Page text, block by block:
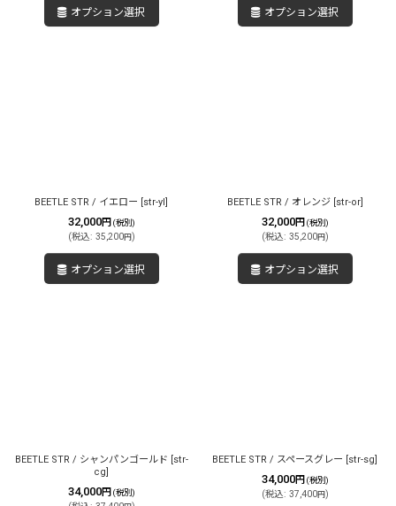
オプション選択 オプション選択
BEETLE STR / イエロー [str-yl]
32,000円 (税別)
(税込: 35,200円)
オプション選択
BEETLE STR / オレンジ [str-or]
32,000円 (税別)
(税込: 35,200円)
オプション選択
BEETLE STR / シャンパンゴールド [str-
cg]
34,000円 (税別)
BEETLE STR / スペースグレー [str-sg]
34,000円 (税別)
(税込: 37,400円)